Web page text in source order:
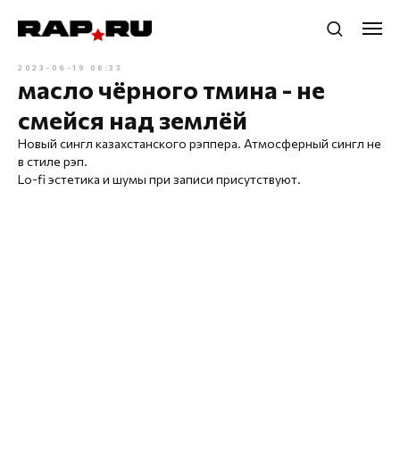
2023-06-19 08:33
масло чёрного тмина - не
смейся над землёй
Новый сингл казахстанского рэппера. Атмосферный сингл не
в стиле рэп.
Lo-fi эстетика и шумы при записи присутствуют.